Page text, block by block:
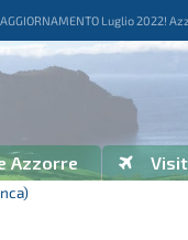
AGGIORNAMENTO Luglio 2022!
Azzorre